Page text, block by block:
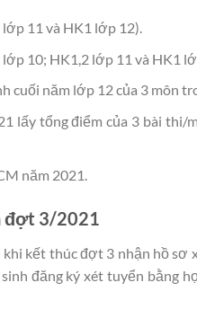
11 và HK1 lớp 12).
10; HK1,2 lớp 11 và HK1
cuối năm lớp 12 của 3 môn
lấy tổng điểm của 3 bài
năm 2021.
đợt 3/2021
khi kết thúc đợt 3 nhận hồ
đăng ký xét tuyển bằng